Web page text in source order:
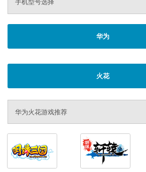
手机型号选择
华为
火花
华为火花游戏推荐